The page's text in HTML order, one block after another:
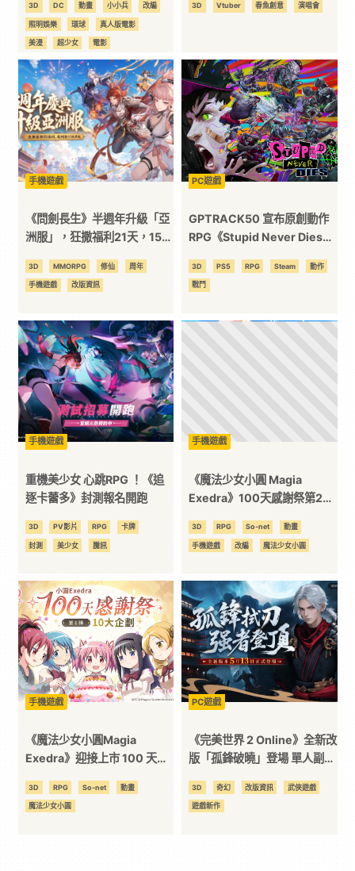
資
訊
平
台
3D DC 動畫 小小兵 改編
照明娛樂 環球 真人版電影
美漫 超少女 電影
台灣動漫產業新紀錄
3D Vtuber 春魚創意 演唱會
手機遊戲
《問劍長生》半週年升級「亞
洲服」，狂撒福利21天，15
3D MMORPG 修仙 周年
手機遊戲 改版資訊
PC遊戲
GPTRACK50 宣布原創動作
RPG《Stupid Never Dies》
開全新遊戲情報
3D PS5 RPG Steam 動作
戰鬥
手機遊戲
重機美少女 心跳RPG ！《追
逐卡蕾多》封測報名開跑
3D PV影片 RPG 卡牌
封測 美少女 騰訊
手機遊戲
《魔法少女小圓 Magia
Exedra》100天感謝祭第2
限定泳裝新★5 記憶「百花終
曲 巴麻美」炎熱登場
3D RPG So-net 動畫
手機遊戲 改編 魔法少女小圓
手機遊戲
《魔法少女小圓Magia
Exedra》迎接上市 100 天，
祝活動開跑，2,000 魔法石＋
30 次免費轉蛋限時領
3D RPG So-net 動畫
魔法少女小圓
PC遊戲
《完美世界 2 Online》全新改
版「孤鋒破曉」登場 單人副本
開放
3D 奇幻 改版資訊 武俠遊戲
遊戲新作